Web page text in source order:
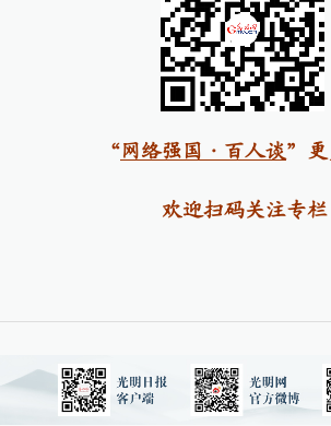
“网络强国·百人谈”更
欢迎扫码关注专栏